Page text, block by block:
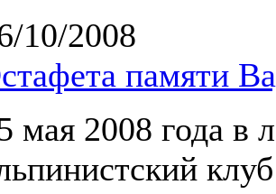
10/2008
памяти
мая 2008 года в